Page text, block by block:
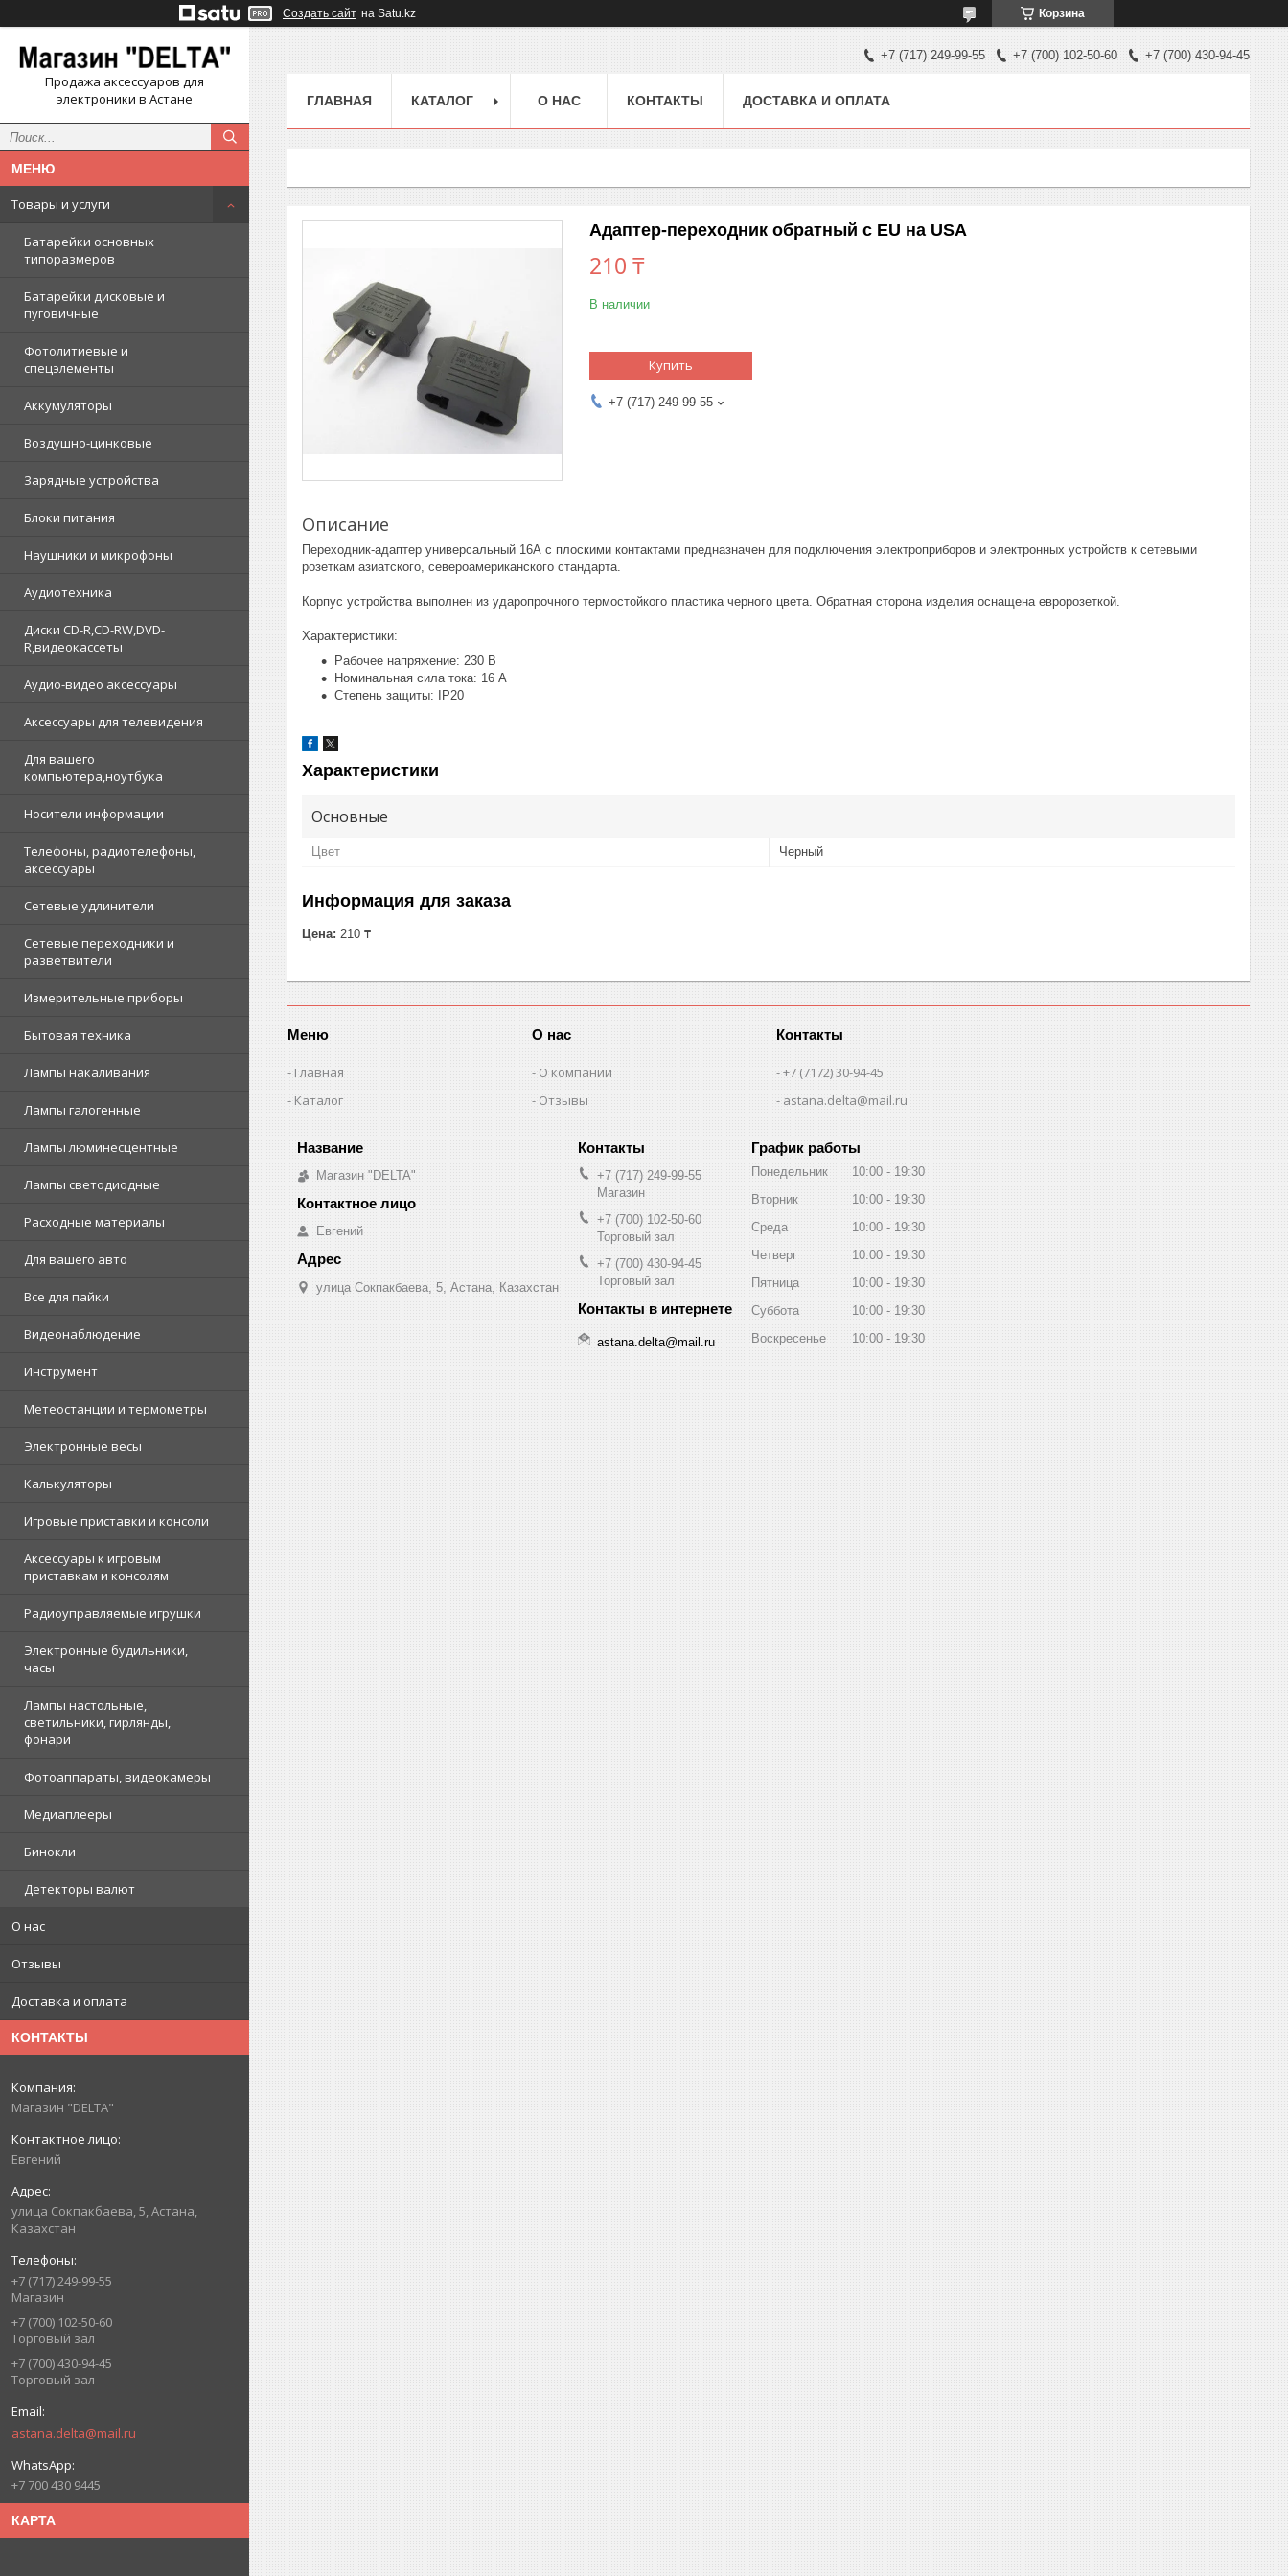
Создать сайт на Satu.kz Корзина
Продажа аксессуаров для
электроники в Астане
Товары и услуги
Батарейки основных
типоразмеров
Батарейки дисковые и
пуговичные
Фотолитиевые и
спецэлементы
Аккумуляторы
Воздушно-цинковые
Зарядные устройства
Блоки питания
Наушники и микрофоны
Аудиотехника
Диски CD-R,CD-RW,DVD-
R,видеокассеты
Аудио-видео аксессуары
Аксессуары для телевидения
Для вашего
компьютера,ноутбука
Носители информации
Телефоны, радиотелефоны,
аксессуары
Сетевые удлинители
Сетевые переходники и
разветвители
Измерительные приборы
Бытовая техника
Лампы накаливания
Лампы галогенные
Лампы люминесцентные
Лампы светодиодные
Расходные материалы
Для вашего авто
Все для пайки
Видеонаблюдение
Инструмент
Метеостанции и термометры
Электронные весы
Калькуляторы
Игровые приставки и консоли
Аксессуары к игровым
приставкам и консолям
Радиоуправляемые игрушки
Электронные будильники,
часы
Лампы настольные,
светильники, гирлянды,
фонари
Фотоаппараты, видеокамеры
Медиаплееры
Бинокли
Детекторы валют
О нас
Отзывы
Доставка и оплата
КОНТАКТЫ
Магазин "DELTA"
Евгений
улица Сокпакбаева, 5, Астана,
Казахстан
+7 (717) 249-99-55
Магазин
+7 (700) 102-50-60
Торговый зал
+7 (700) 430-94-45
Торговый зал
astana.delta@mail.ru
+7 700 430 9445
КАРТА
+7 (717) 249-99-55 +7 (700) 102-50-60 +7 (700) 430-94-45
ГЛАВНАЯ КАТАЛОГ О НАС КОНТАКТЫ ДОСТАВКА И ОПЛАТА
Адаптер-переходник обратный с EU на USA
210 ₸
В наличии
Купить
+7 (717) 249-99-55
Описание
Переходник-адаптер универсальный 16А с плоскими контактами предназначен для подключения электроприборов и электронных устройств к сетевыми
розеткам азиатского, североамериканского стандарта.
Корпус устройства выполнен из ударопрочного термостойкого пластика черного цвета. Обратная сторона изделия оснащена евророзеткой.
Характеристики:
Рабочее напряжение: 230 В
Номинальная сила тока: 16 А
Степень защиты: IP20
Характеристики
Основные
Цвет Черный
Информация для заказа
Цена: 210 ₸
Меню
Главная
Каталог
О нас
О компании
Отзывы
Контакты
+7 (7172) 30-94-45
astana.delta@mail.ru
Магазин "DELTA"
Евгений
улица Сокпакбаева, 5, Астана, Казахстан
+7 (717) 249-99-55
Магазин
+7 (700) 102-50-60
Торговый зал
+7 (700) 430-94-45
Торговый зал
astana.delta@mail.ru
График работы
Понедельник 10:00
19:30
Вторник
10:00
19:30
Среда
10:00
19:30
Четверг
10:00
19:30
Пятница
10:00
19:30
Суббота
10:00
19:30
Воскресенье
10:00 19:30